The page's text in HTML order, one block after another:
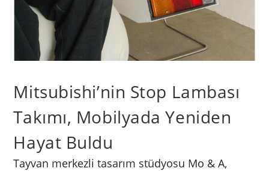
Mitsubishi’nin Stop Lambası
Takımı, Mobilyada Yeniden
Hayat Buldu
Tayvan merkezli tasarım stüdyosu Mo & A,